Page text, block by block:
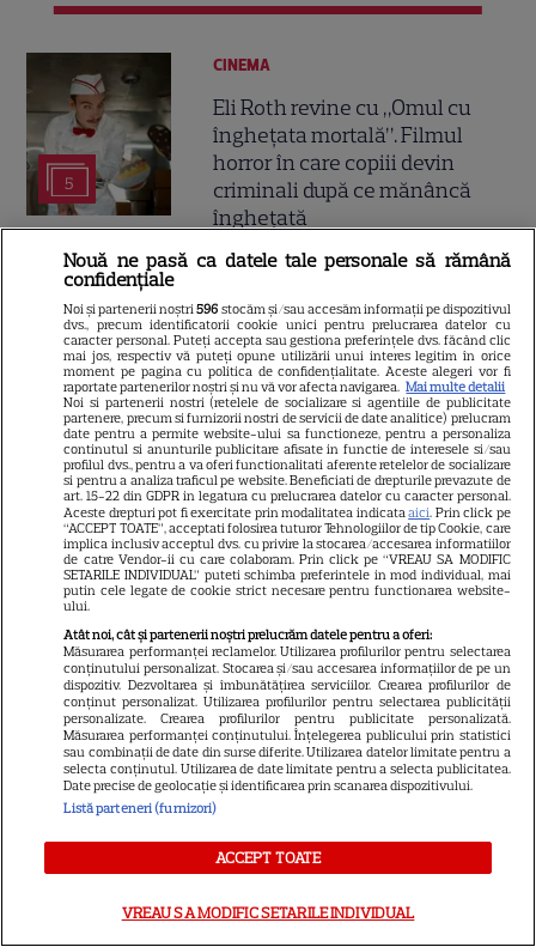
5
CINEMA
Eli Roth revine cu „Omul cu
înghețata mortală”. Filmul
horror în care copiii devin
criminali după ce mănâncă
înghețată
11
„Povestea peștelui posac”,
aventura animată inspirată
dintr-un bestseller The New
York Times, ajunge în
cinematografe pe 7 august
16
NETFLIX
Noutăți Netflix în august 2026:
Robert De Niro, „Nosferatu” și
noile sezoane din „Outer
singurătate”
VEDETE STRĂINE
Sean Astin din „Stăpânul
Inelelor” a fost nevoit să își
vândă casa din cauza
primit de fapt
VEDETE STRĂINE
Nouă ne pasă ca datele tale personale să rămână
confidențiale
Noi și partenerii noștri596 stocăm și/sau accesăm informații pe dispozitivul
dvs., precum identificatorii cookie unici pentru prelucrarea datelor cu
caracter personal. Puteți accepta sau gestiona preferințele dvs. făcând clic
mai jos, respectiv vă puteți opune utilizării unui interes legitim în orice
moment pe pagina cu politica de confidențialitate. Aceste alegeri vor fi
raportate partenerilor noștri și nu vă vor afecta navigarea. Mai multe detalii
Noi si partenerii nostri (retelele de socializare si agentiile de publicitate
partenere, precum si furnizorii nostri de servicii de date analitice) prelucram
date pentru a permite website-ului sa functioneze, pentru a personaliza
continutul si anunturile publicitare afisate in functie de interesele si/sau
profilul dvs., pentru a va oferi functionalitati aferente retelelor de socializare
si pentru a analiza traficul pe website. Beneficiati de drepturile prevazute de
art. 15-22 din GDPR in legatura cu prelucrarea datelor cu caracter personal.
Aceste drepturi pot fi exercitate prin modalitatea indicataaici. Prin click pe
“ACCEPT TOATE”, acceptati folosirea tuturor Tehnologiilor de tip Cookie, care
implica inclusiv acceptul dvs. cu privire la stocarea/accesarea informatiilor
de catre Vendor-ii cu care colaboram. Prin click pe “VREAU SA MODIFIC
SETARILE INDIVIDUAL” puteti schimba preferintele in mod individual, mai
putin cele legate de cookie strict necesare pentru functionarea website-
ului.
Atât noi, cât și partenerii noștri prelucrăm datele pentru a oferi:
Măsurarea performanței reclamelor. Utilizarea profilurilor pentru selectarea
conținutului personalizat. Stocarea și/sau accesarea informațiilor de pe un
dispozitiv. Dezvoltarea și îmbunătățirea serviciilor. Crearea profilurilor de
conținut personalizat. Utilizarea profilurilor pentru selectarea publicității
personalizate. Crearea profilurilor pentru publicitate personalizată.
Măsurarea performanței conținutului. Înțelegerea publicului prin statistici
sau combinații de date din surse diferite. Utilizarea datelor limitate pentru a
selecta conținutul. Utilizarea de date limitate pentru a selecta publicitatea.
Date precise de geolocație și identificarea prin scanarea dispozitivului.
Listă parteneri (furnizori)
ACCEPT TOATE
VREAU SA MODIFIC SETARILE INDIVIDUAL